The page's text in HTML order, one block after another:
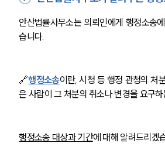
안산법률사무소는 의뢰인에게 행정소송
습니다.
🔗행정소송이란, 시청 등 행정 관청의 처
은 사람이 그 처분의 취소나 변경을 요구
행정소송 대상과 기간에 대해 알려드리겠